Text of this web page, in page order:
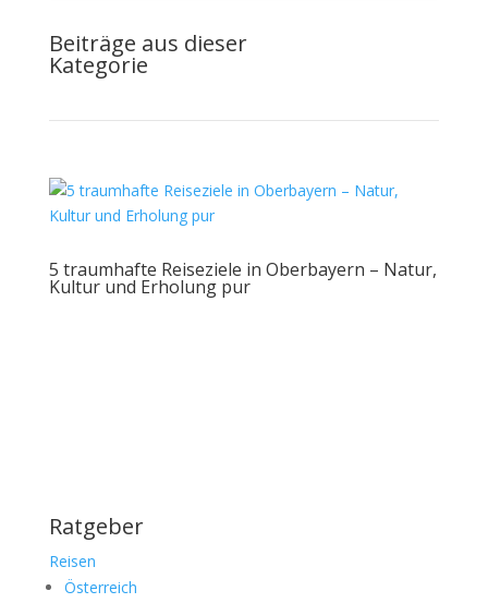
Beiträge aus dieser
Kategorie
5 traumhafte Reiseziele in Oberbayern – Natur,
Kultur und Erholung pur
Ratgeber
Reisen
Österreich